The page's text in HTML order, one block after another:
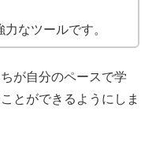
なツールです。
が自分のペースで学
とができるようにしま